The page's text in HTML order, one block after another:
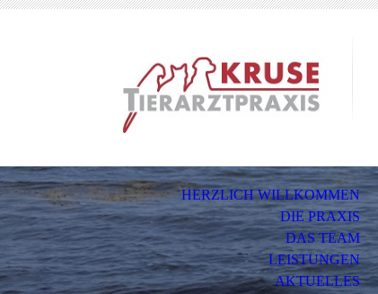
HERZLICH WILLKOMMEN
DIE PRAXIS
DAS TEAM
LEISTUNGEN
AKTUELLES